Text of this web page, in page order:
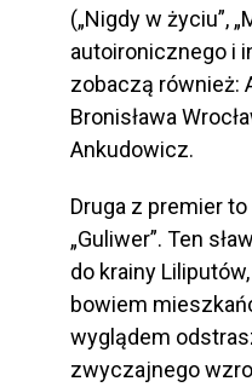
(„Nigdy w życiu”,
autoironicznego i
zobaczą również:
Bronisława
Ankudowicz.
Druga z premier
„Guliwer”. Ten
do krainy
bowiem
wyglądem
zwyczajnego